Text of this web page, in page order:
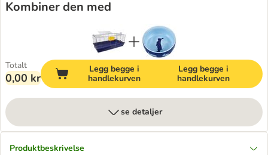
Kombiner den med
Totalt
0,00 kr
Legg begge i
handlekurven
Legg begge i
handlekurven
se detaljer
Produktbeskrivelse